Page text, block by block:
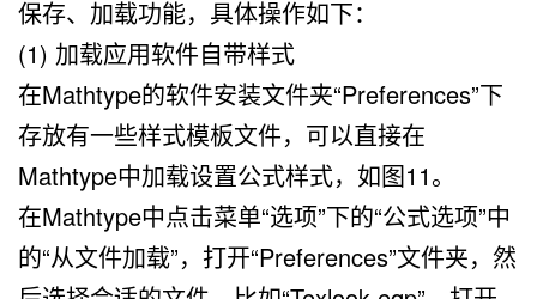
保存、加载功能，具体操作如下：
(1) 加载应用软件自带样式
在Mathtype的软件安装文件夹“Preferences”下
存放有一些样式模板文件，可以直接在
Mathtype中加载设置公式样式，如图11。
在Mathtype中点击菜单“选项”下的“公式选项”中
的“从文件加载”，打开“Preferences”文件夹，然